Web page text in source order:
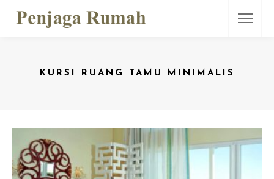
KURSI RUANG TAMU MINIMALIS